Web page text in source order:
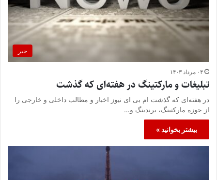
خبر
۰۴ مرداد ۱۴۰۳
تبلیغات و مارکتینگ در هفته‌ای که گذشت
در هفته‌ای که گذشت ام بی ای نیوز اخبار و مطالب داخلی و خارجی را
از حوزه مارکتینگ، برندینگ و…
بیشتر بخوانید »